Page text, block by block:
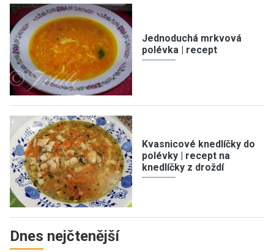
Jednoduchá mrkvová
polévka | recept
Kvasnicové knedlíčky do
polévky | recept na
knedlíčky z droždí
Dnes nejčtenější